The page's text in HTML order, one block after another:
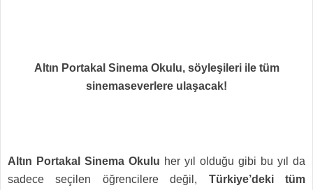
Altın Portakal Sinema Okulu, söyleşileri ile tüm
sinemaseverlere ulaşacak!
Altın Portakal Sinema Okulu her yıl olduğu gibi bu yıl da
sadece seçilen öğrencilere değil, Türkiye’deki tüm